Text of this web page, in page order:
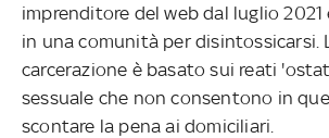
imprenditore del web dal luglio
in una comunità per disintossicarsi.
carcerazione è basato sui reati
sessuale che non consentono in
scontare la pena ai domiciliari.